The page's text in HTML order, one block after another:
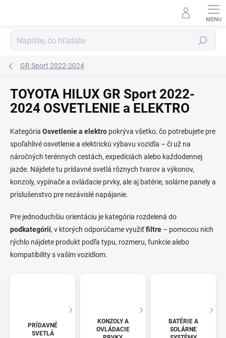
Hľadať
GR Sport 2022-2024
TOYOTA HILUX GR Sport 2022-
2024 OSVETLENIE a ELEKTRO
Kategória Osvetlenie a elektro pokrýva všetko, čo potrebujete pre
spoľahlivé osvetlenie a elektrickú výbavu vozidla – či už na
náročných terénnych cestách, expedíciách alebo každodennej
jazde. Nájdete tu prídavné svetlá rôznych tvarov a výkonov,
konzoly, vypínače a ovládacie prvky, ale aj batérie, solárne panely a
príslušenstvo pre nezávislé napájanie.
Pre jednoduchšiu orientáciu je kategória rozdelená do
podkategórií, v ktorých odporúčame využiťfiltre – pomocou nich
rýchlo nájdete produkt podľa typu, rozmeru, funkcie alebo
kompatibility s vaším vozidlom.
PRÍDAVNÉ
SVETLÁ
KONZOLY A
OVLÁDACIE
BATÉRIE A
SOLÁRNE